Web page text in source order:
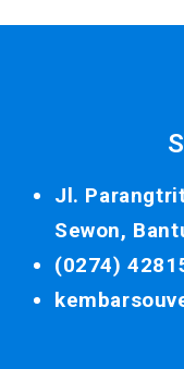
Jl.
Sewon,
(0274)